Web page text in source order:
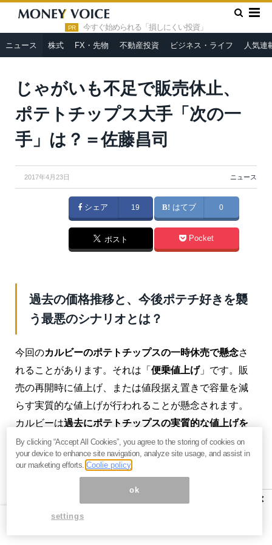
PR 今すぐ始められる「損しにくい投資」
ニュース 株式 FX・先物 不動産投資 ビジネス・ライフ 人気連
HOME » ニュース »
じゃがいも不足で販売休止、ポテトチップ
ス大手「次の一手」は？＝佐藤昌司
FromWikimedia Commons
じゃがいも不足で販売休止、
ポテトチップス大手「次の一
手」は？＝佐藤昌司
2017年4月23日 ニュース
シェア 19 はてブ 0
ポスト Pocket
過去の価格推移と、今後ポテチ好きを襲
う最悪のシナリオとは？
今回のカルビーのポテトチップスの一時休売で懸念さ
れることがあります。それは「 便乗値上げ」です。販
売の再開時に値上げ、または値段据え置きで容量を減
らす実質的な値上げが行われることが懸念されます。
カルビーは過去にポテトチップスの実質的な値上げを
行なったことがあるからです。
カルビーのポテトチップスは
「100円でカルビーポテトチップスは買えますが、カル
ビーポテトチップスで100円は買えません。悪しから
ず」のCMが大ブレイクしたことで認知され、多くの消
費者に支持されるようになりました。ちなみに、発売
×
By clicking “Accept All Cookies”, you agree to the storing of cookies on
your device to enhance site navigation, analyze site usage, and assist in
our marketing efforts.Coolie policy
ok
settings